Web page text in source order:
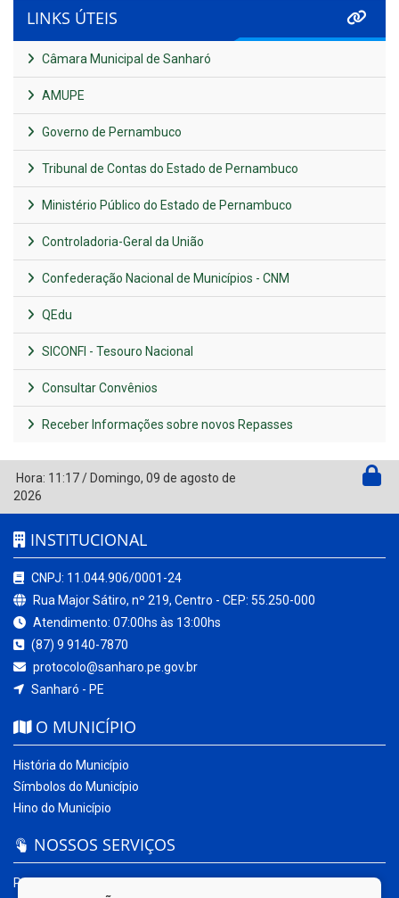
LINKS ÚTEIS
Câmara Municipal de Sanharó
AMUPE
Governo de Pernambuco
Tribunal de Contas do Estado de Pernambuco
Ministério Público do Estado de Pernambuco
Controladoria-Geral da União
Confederação Nacional de Municípios - CNM
QEdu
SICONFI - Tesouro Nacional
Consultar Convênios
Receber Informações sobre novos Repasses
Hora: 11:17/ Domingo, 09 de agosto de
2026
INSTITUCIONAL
CNPJ: 11.044.906/0001-24
Rua Major Sátiro, nº 219, Centro - CEP: 55.250-000
Atendimento: 07:00hs às 13:00hs
(87) 9 9140-7870
protocolo@sanharo.pe.gov.br
Sanharó - PE
O MUNICÍPIO
História do Município
Símbolos do Município
Hino do Município
NOSSOS SERVIÇOS
Portal da Transparência